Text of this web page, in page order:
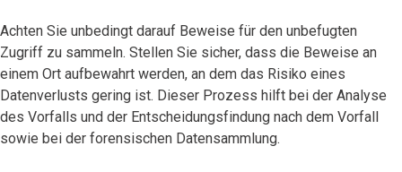
Achten Sie unbedingt darauf Beweise für den unbefugten
Zugriff zu sammeln. Stellen Sie sicher, dass die Beweise an
einem Ort aufbewahrt werden, an dem das Risiko eines
Datenverlusts gering ist. Dieser Prozess hilft bei der Analyse
des Vorfalls und der Entscheidungsfindung nach dem Vorfall
sowie bei der forensischen Datensammlung.